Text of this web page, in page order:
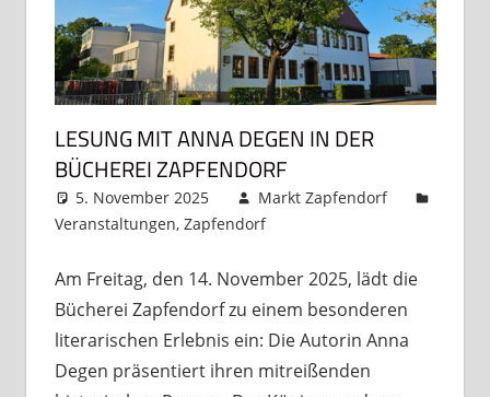
LESUNG MIT ANNA DEGEN IN DER
BÜCHEREI ZAPFENDORF
5. November 2025
Markt Zapfendorf
Veranstaltungen, Zapfendorf
Am Freitag, den 14. November 2025, lädt die
Bücherei Zapfendorf zu einem besonderen
literarischen Erlebnis ein: Die Autorin Anna
Degen präsentiert ihren mitreißenden